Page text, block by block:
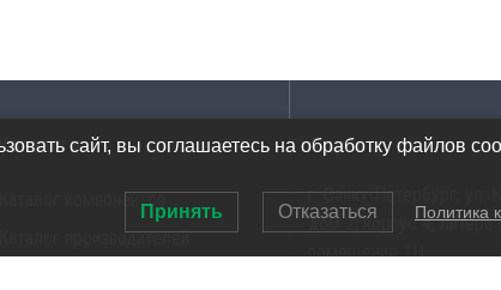
Каталог компонентов
Каталог производителей
Адрес
г. Санкт-Петербург, ул.
дом 2, корпус 4, литера
помещение 1Н
сайт, вы соглашаетесь на обработку файлов
Принять Отказаться Политика